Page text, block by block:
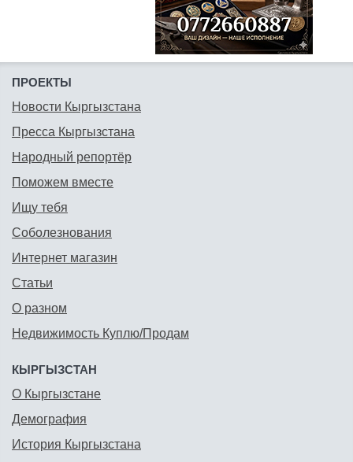
ПРОЕКТЫ
Новости Кыргызстана
Пресса Кыргызстана
Народный репортёр
Поможем вместе
Ищу тебя
Соболезнования
Интернет магазин
Статьи
О разном
Недвижимость Куплю/Продам
КЫРГЫЗСТАН
О Кыргызстане
Демография
История Кыргызстана